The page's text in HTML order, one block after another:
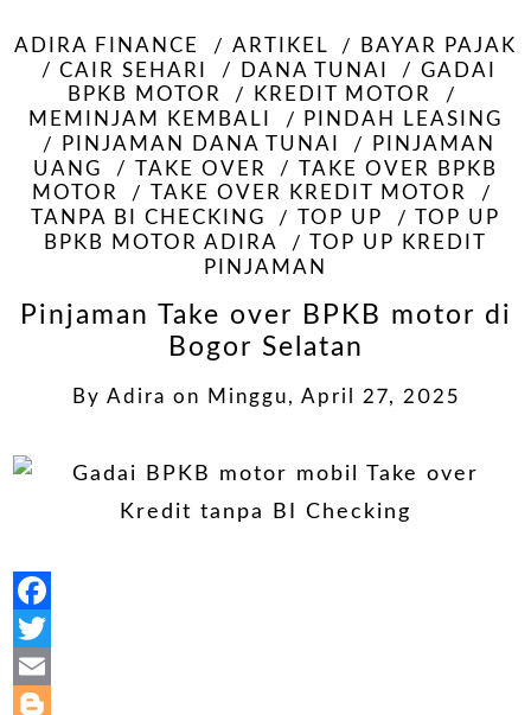
ADIRA FINANCE ARTIKEL
BAYAR PAJAK
CAIR SEHARI
DANA TUNAI
GADAI
BPKB MOTOR
KREDIT MOTOR
MEMINJAM KEMBALI
PINDAH LEASING
PINJAMAN DANA TUNAI
PINJAMAN
UANG
TAKE OVER
TAKE OVER BPKB
MOTOR
TAKE OVER KREDIT MOTOR
TANPA BI CHECKING
TOP UP
TOP UP
BPKB MOTOR ADIRA
TOP UP KREDIT
PINJAMAN
Pinjaman Take over BPKB motor di
Bogor Selatan
By Adira on Minggu, April 27, 2025
Facebook
Twitter
Email